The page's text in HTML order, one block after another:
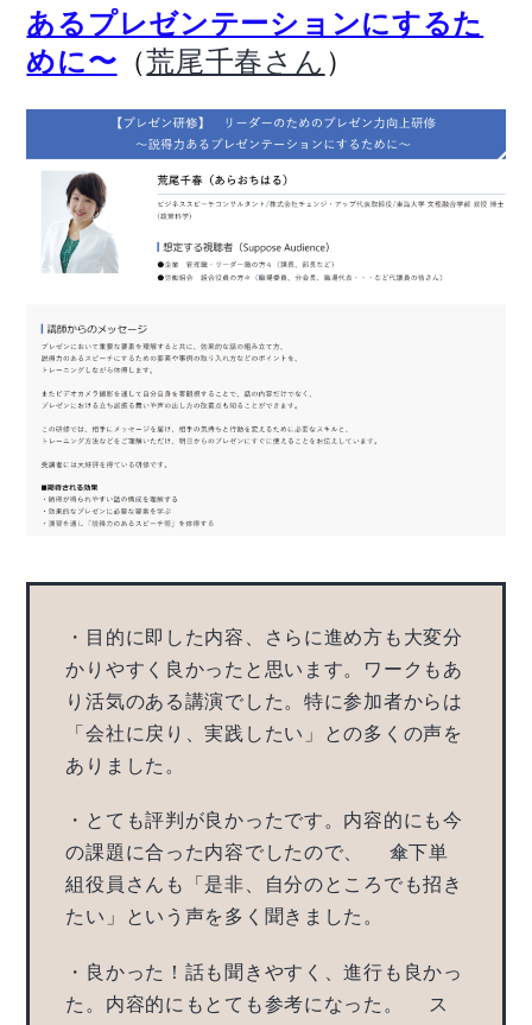
あるプレゼンテーションにするた
めに〜 （荒尾千春さん ）
・目的に即した内容、さらに進め方も大変分
かりやすく良かったと思います。ワークもあ
り活気のある講演でした。特に参加者からは
「会社に戻り、実践したい」との多くの声を
ありました。
・とても評判が良かったです。内容的にも今
の課題に合った内容でしたので、 傘下単
組役員さんも「是非、自分のところでも招き
たい」という声を多く聞きました。
・良かった！話も聞きやすく、進行も良かっ
た。内容的にもとても参考になった。 ス